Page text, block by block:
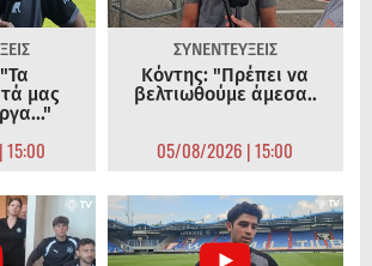
μας
ΣΥΝΕΝΤΕΥΞΕΙΣ
Κόντης: "Πρέπει να
βελτιωθούμε άμεσα..
05/08/2026 | 15:00